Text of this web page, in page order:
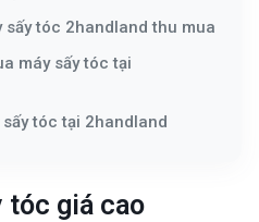
tóc 2handland thu mua
máy sấy tóc tại
tóc tại 2handland
tóc giá cao